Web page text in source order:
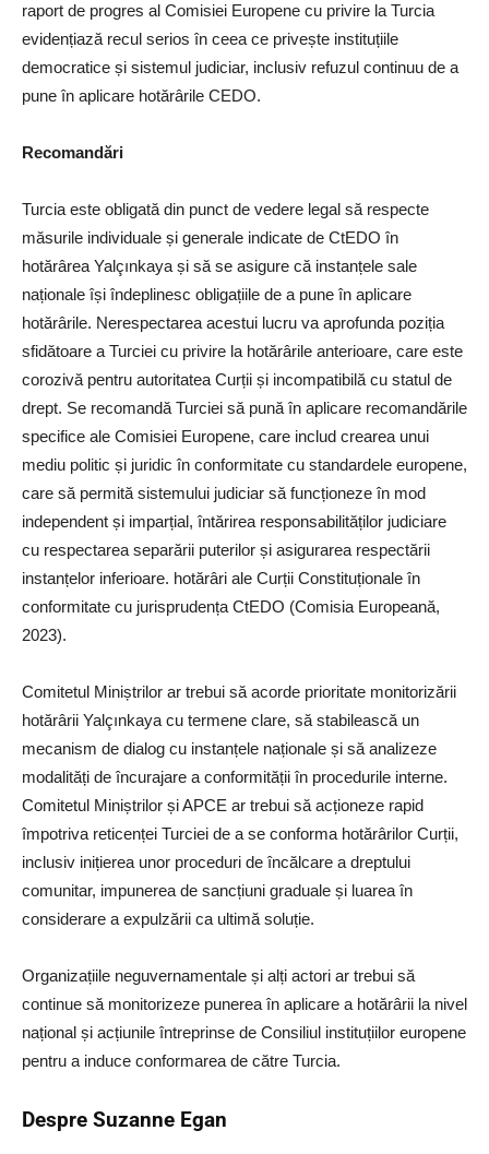
raport de progres al Comisiei Europene cu privire la Turcia
evidențiază recul serios în ceea ce privește instituțiile
democratice și sistemul judiciar, inclusiv refuzul continuu de a
pune în aplicare hotărârile CEDO.
Recomandări
Turcia este obligată din punct de vedere legal să respecte
măsurile individuale și generale indicate de CtEDO în
hotărârea Yalçınkaya și să se asigure că instanțele sale
naționale își îndeplinesc obligațiile de a pune în aplicare
hotărârile. Nerespectarea acestui lucru va aprofunda poziția
sfidătoare a Turciei cu privire la hotărârile anterioare, care este
corozivă pentru autoritatea Curții și incompatibilă cu statul de
drept. Se recomandă Turciei să pună în aplicare recomandările
specifice ale Comisiei Europene, care includ crearea unui
mediu politic și juridic în conformitate cu standardele europene,
care să permită sistemului judiciar să funcționeze în mod
independent și imparțial, întărirea responsabilităților judiciare
cu respectarea separării puterilor și asigurarea respectării
instanțelor inferioare. hotărâri ale Curții Constituționale în
conformitate cu jurisprudența CtEDO (Comisia Europeană,
2023).
Comitetul Miniștrilor ar trebui să acorde prioritate monitorizării
hotărârii Yalçınkaya cu termene clare, să stabilească un
mecanism de dialog cu instanțele naționale și să analizeze
modalități de încurajare a conformității în procedurile interne.
Comitetul Miniștrilor și APCE ar trebui să acționeze rapid
împotriva reticenței Turciei de a se conforma hotărârilor Curții,
inclusiv inițierea unor proceduri de încălcare a dreptului
comunitar, impunerea de sancțiuni graduale și luarea în
considerare a expulzării ca ultimă soluție.
Organizațiile neguvernamentale și alți actori ar trebui să
continue să monitorizeze punerea în aplicare a hotărârii la nivel
național și acțiunile întreprinse de Consiliul instituțiilor europene
pentru a induce conformarea de către Turcia.
Despre Suzanne Egan